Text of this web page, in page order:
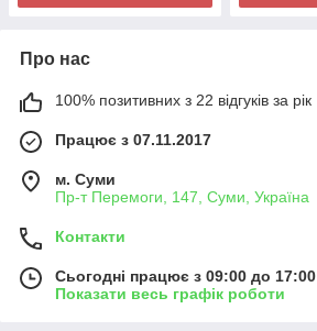
Про нас
100% позитивних з 22 відгуків за рік
Працює з 07.11.2017
м. Суми
Пр-т Перемоги, 147, Суми, Україна
Контакти
Сьогодні працює з 09:00 до 17:00
Показати весь графік роботи